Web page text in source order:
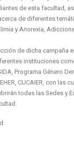
de esta facultad,
de diferentes
y Anorexia,
de dicha campaña
instituciones
Programa Género
CUCAIER, con las
todas las Sedes y